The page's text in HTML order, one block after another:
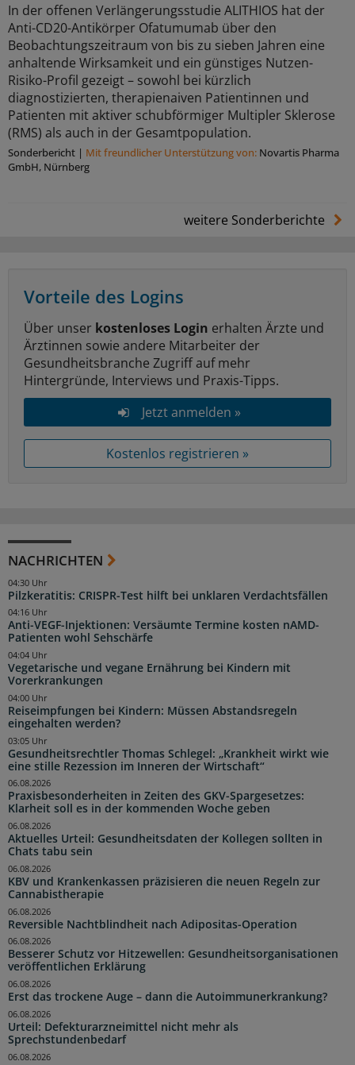
In der offenen Verlängerungsstudie ALITHIOS hat der
Anti-CD20-Antikörper Ofatumumab über den
Beobachtungszeitraum von bis zu sieben Jahren eine
anhaltende Wirksamkeit und ein günstiges Nutzen-
Risiko-Profil gezeigt – sowohl bei kürzlich
diagnostizierten, therapienaiven Patientinnen und
Patienten mit aktiver schubförmiger Multipler Sklerose
(RMS) als auch in der Gesamtpopulation.
Sonderbericht | Mit freundlicher Unterstützung von: Novartis Pharma
GmbH, Nürnberg
weitere Sonderberichte
Vorteile des Logins
Über unser kostenloses Login erhalten Ärzte und
Ärztinnen sowie andere Mitarbeiter der
Gesundheitsbranche Zugriff auf mehr
Hintergründe, Interviews und Praxis-Tipps.
Jetzt anmelden »
Kostenlos registrieren »
NACHRICHTEN
Pilzkeratitis: CRISPR-Test hilft bei unklaren Verdachtsfällen
04:30 Uhr
Anti-VEGF-Injektionen: Versäumte Termine kosten nAMD-
Patienten wohl Sehschärfe
04:16 Uhr
Vegetarische und vegane Ernährung bei Kindern mit
Vorerkrankungen
04:04 Uhr
Reiseimpfungen bei Kindern: Müssen Abstandsregeln
eingehalten werden?
04:00 Uhr
Gesundheitsrechtler Thomas Schlegel: „Krankheit wirkt wie
eine stille Rezession im Inneren der Wirtschaft“
03:05 Uhr
Praxisbesonderheiten in Zeiten des GKV-Spargesetzes:
Klarheit soll es in der kommenden Woche geben
06.08.2026
Aktuelles Urteil: Gesundheitsdaten der Kollegen sollten in
Chats tabu sein
06.08.2026
KBV und Krankenkassen präzisieren die neuen Regeln zur
Cannabistherapie
06.08.2026
Reversible Nachtblindheit nach Adipositas-Operation
06.08.2026
Besserer Schutz vor Hitzewellen: Gesundheitsorganisationen
veröffentlichen Erklärung
06.08.2026
Erst das trockene Auge – dann die Autoimmunerkrankung?
06.08.2026
Urteil: Defekturarzneimittel nicht mehr als
Sprechstundenbedarf
06.08.2026
06.08.2026